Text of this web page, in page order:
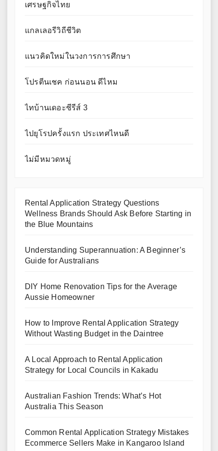
เศรษฐกิจไทย
แกลเลอรีวิถีชีวิต
แนวคิดใหม่ในวงการการศึกษา
โปรตีนเชค ก่อนนอน ดีไหม
ไทบ้านเดอะซีรีส์ 3
ไปยุโรปครั้งแรก ประเทศไหนดี
ไม่มีหมวดหมู่
Rental Application Strategy Questions
Wellness Brands Should Ask Before Starting in
the Blue Mountains
Understanding Superannuation: A Beginner’s
Guide for Australians
DIY Home Renovation Tips for the Average
Aussie Homeowner
How to Improve Rental Application Strategy
Without Wasting Budget in the Daintree
A Local Approach to Rental Application
Strategy for Local Councils in Kakadu
Australian Fashion Trends: What’s Hot
Australia This Season
Common Rental Application Strategy Mistakes
Ecommerce Sellers Make in Kangaroo Island